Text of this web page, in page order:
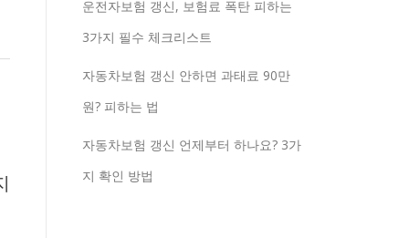
운전자보험 갱신, 보험료 폭탄 피하는
3가지 필수 체크리스트
자동차보험 갱신 안하면 과태료 90만
원? 피하는 법
자동차보험 갱신 언제부터 하나요? 3가
지 확인 방법